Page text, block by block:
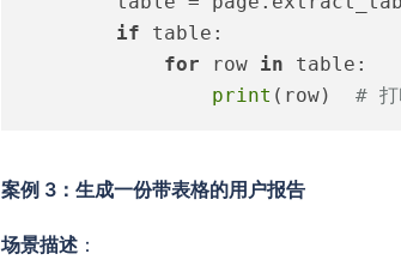
if table:
for row in table:
print (row) # 打
案例 3：生成一份带表格的用户报告
场景描述 ：